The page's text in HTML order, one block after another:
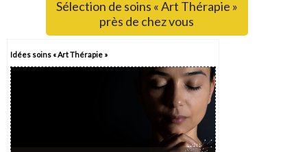
Sélection de soins « Art Thérapie »
près de chez vous
Idées soins « Art Thérapie »